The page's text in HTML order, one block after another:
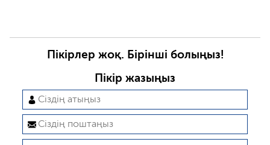
Пікірлер жоқ. Бірінші болыңыз!
Пікір жазыңыз